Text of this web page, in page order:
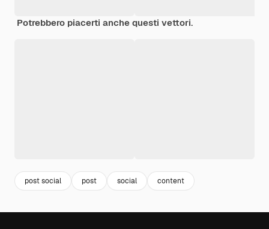
Potrebbero piacerti anche questi vettori.
post social post social content